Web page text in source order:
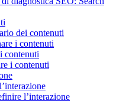
dei contenuti
i contenuti
contenuti
i contenuti
l’interazione